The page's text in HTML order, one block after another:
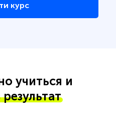
курс
учиться и